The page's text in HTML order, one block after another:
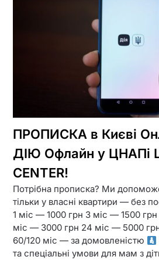
ПРОПИСКА в Києві
ДІЮ Офлайн у ЦНАПі
CENTER!
Потрібна прописка? Ми
тільки у власні квартири — без
1 міс — 1000 грн 3 міс — 1500
міс — 3000 грн 24 міс — 5000
60/120 міс — за домовленістю
та спеціальні умови для мам з